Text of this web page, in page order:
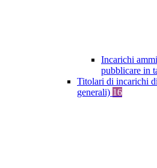
Incarichi
pubblicare in
Titolari di incarichi
generali) 16